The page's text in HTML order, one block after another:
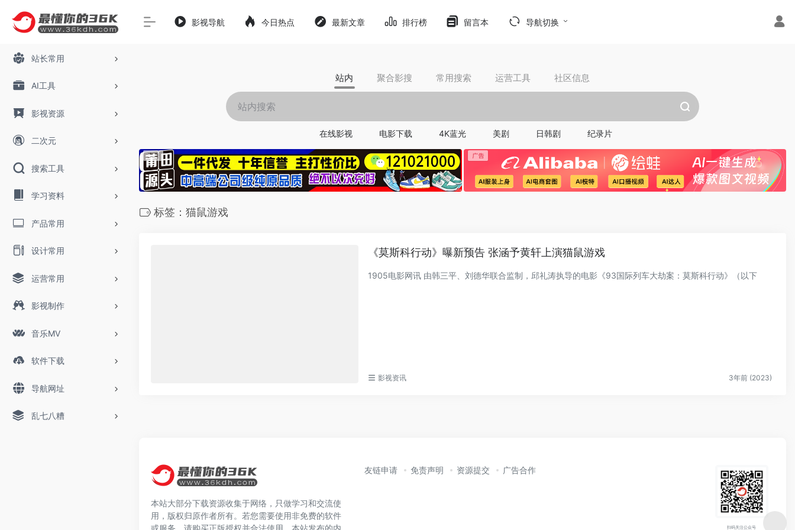
站长常用
AI工具
影视资源
二次元
搜索工具
学习资料
产品常用
设计常用
运营常用
影视制作
音乐MV
软件下载
导航网址
乱七八糟
影视导航 今日热点 最新文章 排行榜 留言本 导航切换
站内 聚合影搜 常用搜索 运营工具 社区信息
在线影视 电影下载 4K蓝光 美剧 日韩剧 纪录片
标签：猫鼠游戏
《莫斯科行动》曝新预告 张涵予黄轩上演猫鼠游戏
1905电影网讯 由韩三平、刘德华联合监制，邱礼涛执导的电影《93国际列车大劫案：莫斯科行动》（以下
影视资讯 3年前 (2023)
本站大部分下载资源收集于网络，只做学习和交流使
用，版权归原作者所有。若您需要使用非免费的软件
或服务，请购买正版授权并合法使用。本站发布的内
友链申请 免责声明 资源提交 广告合作
扫码关注公众号